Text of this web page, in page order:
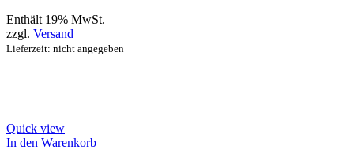
Enthält 19% MwSt.
zzgl. Versand
Lieferzeit: nicht angegeben
Quick view
In den Warenkorb